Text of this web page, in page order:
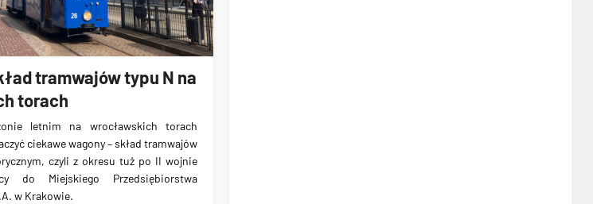
tramwajów typu N na
torach
letnim na wrocławskich torach
ciekawe wagony – skład tramwajów
czyli z okresu tuż po II wojnie
do Miejskiego Przedsiębiorstwa
w Krakowie.